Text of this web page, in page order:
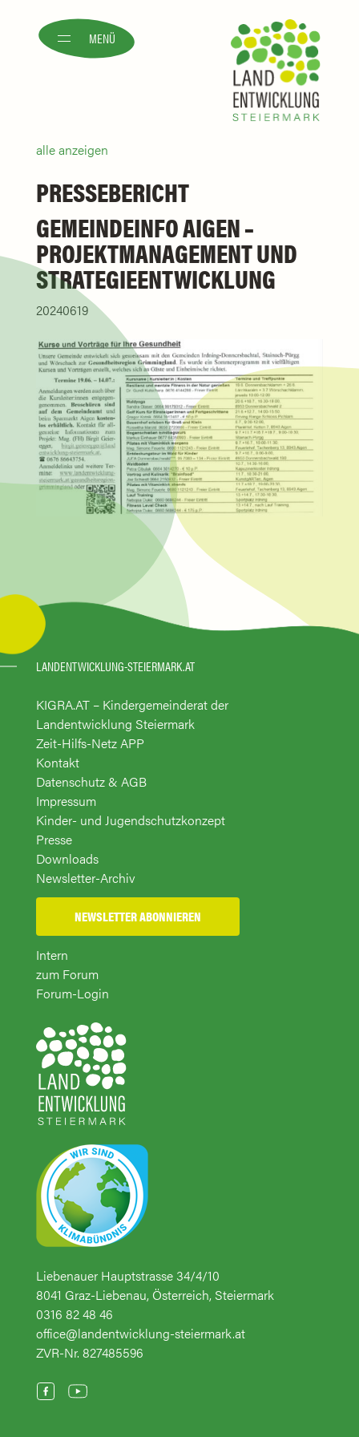
MENÜ
alle anzeigen
PRESSEBERICHT
GEMEINDEINFO AIGEN –
PROJEKTMANAGEMENT UND
STRATEGIEENTWICKLUNG
20240619
LANDENTWICKLUNG-STEIERMARK.AT
KIGRA.AT – Kindergemeinderat der
Landentwicklung Steiermark
Zeit-Hilfs-Netz APP
Kontakt
Datenschutz & AGB
Impressum
Kinder- und Jugendschutzkonzept
Presse
Downloads
Newsletter-Archiv
NEWSLETTER ABONNIEREN
Intern
zum Forum
Forum-Login
Liebenauer Hauptstrasse 34/4/10
8041 Graz-Liebenau, Österreich, Steiermark
0316 82 48 46
office@landentwicklung-steiermark.at
ZVR-Nr. 827485596